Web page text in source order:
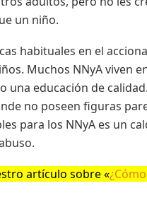
un niño.
habituales en el
Muchos NNyA viven
una educación de
no poseen figuras
para los NNyA es un
artículo sobre «